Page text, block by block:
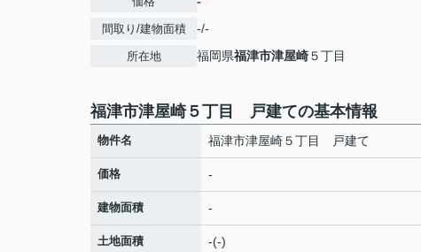
間取り/建物面積 -/-
所在地 福岡県福津市津屋崎５丁目
福津市津屋崎５丁目 戸建ての基本情報
物件名 福津市津屋崎５丁目 戸建て
価格 -
建物面積 -
土地面積 -(-)